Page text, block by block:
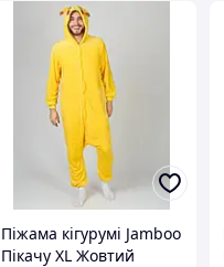
Піжама кігурумі Jamboo
Пікачу XL Жовтий